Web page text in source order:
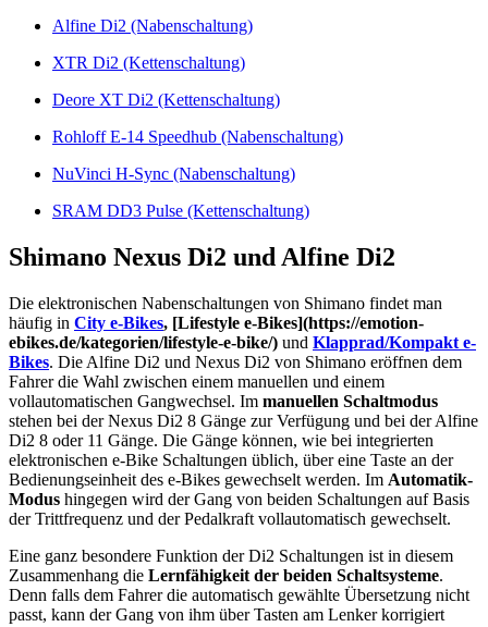
Alfine Di2 (Nabenschaltung)
XTR Di2 (Kettenschaltung)
Deore XT Di2 (Kettenschaltung)
Rohloff E-14 Speedhub (Nabenschaltung)
NuVinci H-Sync (Nabenschaltung)
SRAM DD3 Pulse (Kettenschaltung)
Shimano Nexus Di2 und Alfine Di2
Die elektronischen Nabenschaltungen von Shimano findet man
häufig in City e-Bikes, [Lifestyle e-Bikes](https://emotion-
ebikes.de/kategorien/lifestyle-e-bike/) und Klapprad/Kompakt e-
Bikes. Die Alfine Di2 und Nexus Di2 von Shimano eröffnen dem
Fahrer die Wahl zwischen einem manuellen und einem
vollautomatischen Gangwechsel. Im manuellen Schaltmodus
stehen bei der Nexus Di2 8 Gänge zur Verfügung und bei der Alfine
Di2 8 oder 11 Gänge. Die Gänge können, wie bei integrierten
elektronischen e-Bike Schaltungen üblich, über eine Taste an der
Bedienungseinheit des e-Bikes gewechselt werden. Im Automatik-
Modus hingegen wird der Gang von beiden Schaltungen auf Basis
der Trittfrequenz und der Pedalkraft vollautomatisch gewechselt.
Eine ganz besondere Funktion der Di2 Schaltungen ist in diesem
Zusammenhang die Lernfähigkeit der beiden Schaltsysteme.
Denn falls dem Fahrer die automatisch gewählte Übersetzung nicht
passt, kann der Gang von ihm über Tasten am Lenker korrigiert